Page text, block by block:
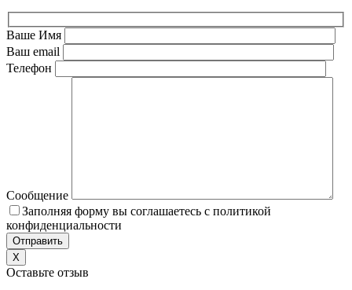
Ваше Имя
Ваш email
Телефон
Сообщение
Заполняя форму вы соглашаетесь с политикой
конфиденциальности
X
Оставьте отзыв